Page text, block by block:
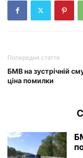
Попередня стаття
БМВ на зустрічній
ціна помилки